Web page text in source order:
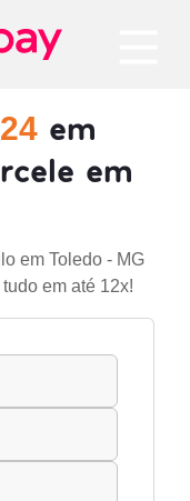
em
em
em Toledo - MG
em até 12x!